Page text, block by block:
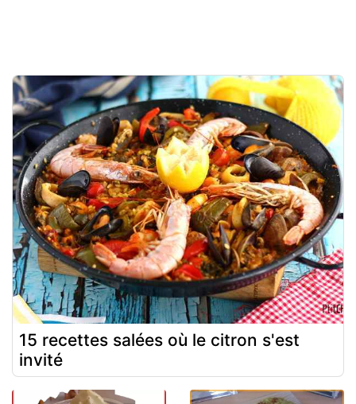
15 recettes salées où le citron s'est
invité